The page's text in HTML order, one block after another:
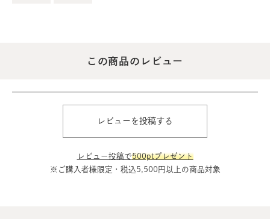
この商品のレビュー
レビューを投稿する
レビュー投稿で500ptプレゼント
※ご購入者様限定・税込5,500円以上の商品対象